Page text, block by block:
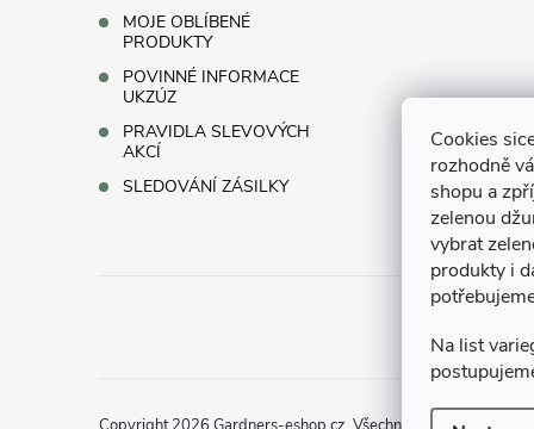
Cookies
rozhodně
shopu a
zelenou
vybrat
produkty i
Na list
MOJE OBLÍBENÉ
PRODUKTY
POVINNÉ INFORMACE
UKZÚZ
PRAVIDLA SLEVOVÝCH
AKCÍ
SLEDOVÁNÍ ZÁSILKY